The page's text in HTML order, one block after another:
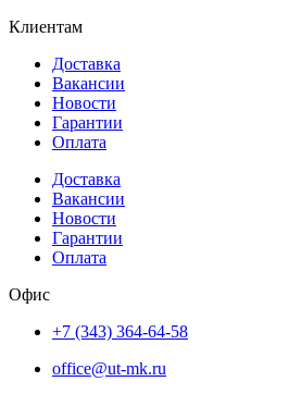
Клиентам
Доставка
Вакансии
Новости
Гарантии
Оплата
Доставка
Вакансии
Новости
Гарантии
Оплата
Офис
+7 (343) 364-64-58
office@ut-mk.ru